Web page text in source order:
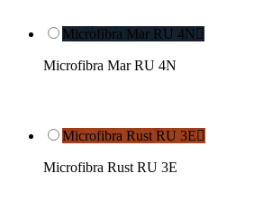
Microfibra Mar RU 4N
Microfibra Mar RU 4N
Microfibra Rust RU 3E
Microfibra Rust RU 3E